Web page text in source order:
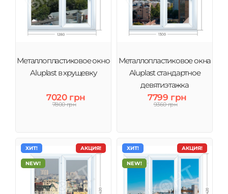
Металлопластиковое окно
Aluplast в хрущевку
7020 грн
7800 грн
Металлопластиковое окна
Aluplast стандартное
девятиэтажка
7799 грн
9360 грн
АКЦИЯ!
ХИТ!
NEW!
АКЦИЯ!
ХИТ!
NEW!